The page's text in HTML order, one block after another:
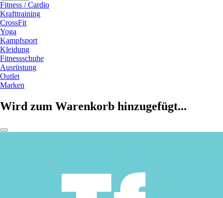
Fitness / Cardio
Krafttraining
CrossFit
Yoga
Kampfsport
Kleidung
Fitnessschuhe
Ausrüstung
Outlet
Marken
Wird zum Warenkorb hinzugefügt...